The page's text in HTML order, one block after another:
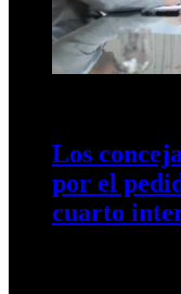
Los
por el
cuarto